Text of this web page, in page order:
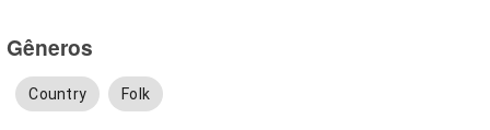
Gêneros
Country Folk